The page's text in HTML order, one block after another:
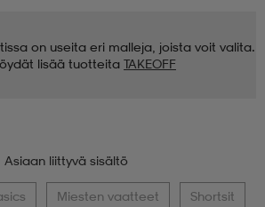
on useita eri malleja, joista voit valita.
lisää tuotteita TAKEOFF
Asiaan liittyvä sisältö
Miesten vaatteet Shortsit